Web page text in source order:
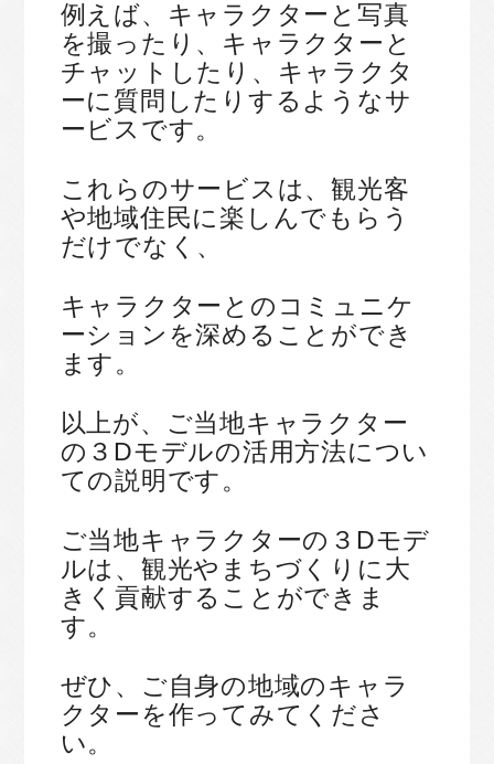
例えば、キャラクターと写真
を撮ったり、キャラクターと
チャットしたり、キャラクタ
ーに質問したりするようなサ
ービスです。
これらのサービスは、観光客
や地域住民に楽しんでもらう
だけでなく、
キャラクターとのコミュニケ
ーションを深めることができ
ます。
以上が、ご当地キャラクター
の３Dモデルの活用方法につい
ての説明です。
ご当地キャラクターの３Dモデ
ルは、観光やまちづくりに大
きく貢献することができま
す。
ぜひ、ご自身の地域のキャラ
クターを作ってみてくださ
い。